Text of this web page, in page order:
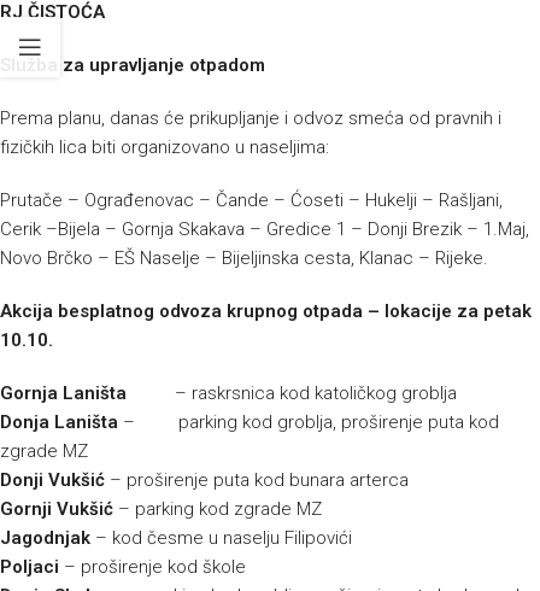
RJ ČISTOĆA
Služba za upravljanje otpadom
Prema planu, danas će prikupljanje i odvoz smeća od pravnih i
fizičkih lica biti organizovano u naseljima:
Prutače – Ograđenovac – Čande – Ćoseti – Hukelji – Rašljani,
Cerik –Bijela – Gornja Skakava – Gredice 1 – Donji Brezik – 1.Maj,
Novo Brčko – EŠ Naselje – Bijeljinska cesta, Klanac – Rijeke.
Akcija besplatnog odvoza krupnog otpada – lokacije za petak
10.10.
Gornja Laništa – raskrsnica kod katoličkog groblja
Donja Laništa – parking kod groblja, proširenje puta kod
zgrade MZ
Donji Vukšić – proširenje puta kod bunara arterca
Gornji Vukšić – parking kod zgrade MZ
Jagodnjak – kod česme u naselju Filipovići
Poljaci – proširenje kod škole